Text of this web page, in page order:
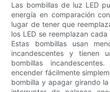
Las bombillas de luz LED
energía en comparación
lugar de tener que
los LED se reemplazan
Estas bombillas usan
incandescentes y tienen
bombillas
encender fácilmente
bombilla y apagar girando